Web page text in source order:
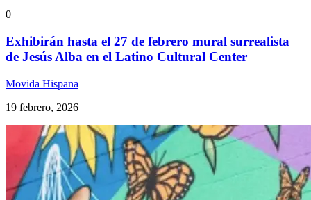
0
Exhibirán hasta el 27 de febrero mural surrealista
de Jesús Alba en el Latino Cultural Center
Movida Hispana
19 febrero, 2026